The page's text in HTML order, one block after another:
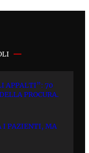
APPALTI”: 70
PROCURA.
I PAZIENTI, MA